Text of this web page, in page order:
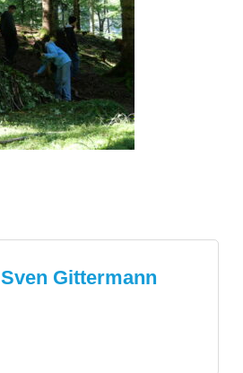
Sven Gittermann